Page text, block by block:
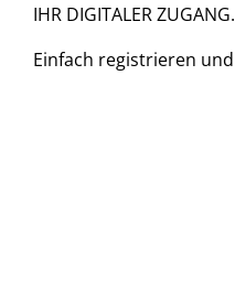
IHR DIGITALER ZUGANG.
Einfach registrieren und